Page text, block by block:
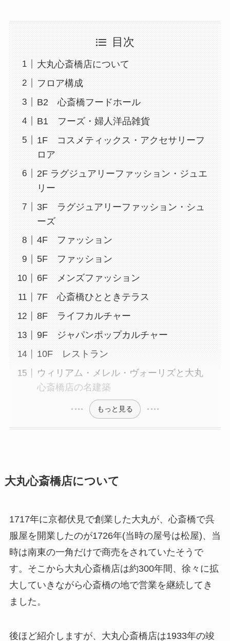
目次
大丸心斎橋店について
フロア構成
B2 心斎橋フードホール
B1 フーズ・婦人洋品雑貨
1F コスメティックス・アクセサリーフ
ロア
2F ラグジュアリーファッション・ジュエ
リー
3F ラグジュアリーファッション・シュ
ーズ
4F ファッション
5F ファッション
6F メンズファッション
7F 心斎橋ひとときテラス
8F ライフカルチャー
9F ジャパンポップカルチャー
10F レストラン
ウィリアム・メレル・ヴォーリズと大丸
心斎橋店の名建築
もっと見る
大丸心斎橋店について
1717年に京都伏見で創業した大丸が、心斎橋で呉
服屋を開業したのが1726年(当時の屋号は松屋)、当
時は南東の一角だけで商売をされていたそうで
す。そこから大丸心斎橋店は約300年間、徐々に拡
大していきながら心斎橋の地で営業を継続してき
ました。
後ほど紹介しますが、大丸心斎橋店は1933年の竣